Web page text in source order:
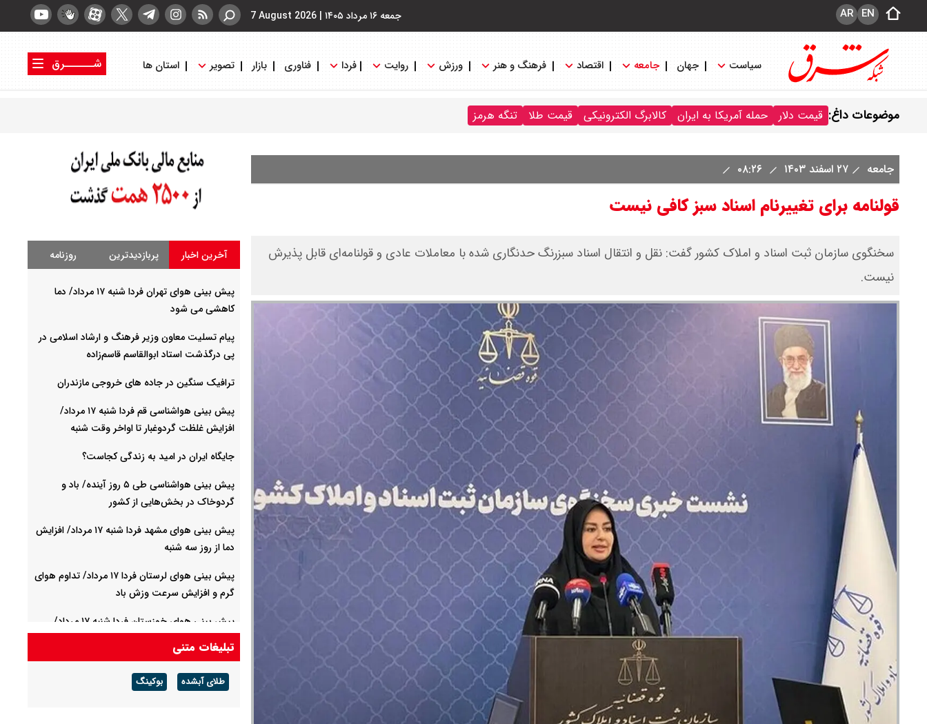
جمعه ۱۶ مرداد ۱۴۰۵ |
7 August 2026 EN
AR
سیاست جهان جامعه اقتصاد فرهنگ و هنر ورزش روایت فردا فناوری بازار تصویر استان ها
شــــــرق
موضوعات داغ: قیمت دلار حمله آمریکا به ایران کالابرگ الکترونیکی قیمت طلا تنگه هرمز
جامعه ۲۷ اسفند ۱۴۰۳
قولنامه برای تغییرنام اسناد سبز کافی نیست
سخنگوی سازمان ثبت اسناد و املاک کشور گفت:️ نقل و انتقال اسناد سبزرنگ حدنگاری شده با معاملات عادی و قولنامه‌ای قابل پذیرش
نیست.
آخرین اخبار پربازدیدترین روزنامه
پیش بینی هوای تهران فردا شنبه ۱۷ مرداد/ دما
کاهشی می شود
پیام تسلیت معاون وزیر فرهنگ و ارشاد اسلامی در
پی درگذشت استاد ابوالقاسم قاسم‌زاده
ترافیک سنگین در جاده های خروجی مازندران
پیش بینی هواشناسی قم فردا شنبه ۱۷ مرداد/
افزایش غلظت گردوغبار تا اواخر وقت شنبه
جایگاه ایران در امید به زندگی کجاست؟
پیش بینی هواشناسی طی ۵ روز آینده/ باد و
گردوخاک در بخش‌هایی از کشور
پیش بینی هوای مشهد فردا شنبه ۱۷ مرداد/ افزایش
دما از روز سه شنبه
پیش بینی هوای لرستان فردا ۱۷ مرداد/ تداوم هوای
گرم و افزایش سرعت وزش باد
پیش بینی هوای خوزستان فردا شنبه ۱۷ مرداد/
وقوع هوای شرجی و دمای ۴۸ و ۴۹ درجه
پیش بینی هوای شیراز فردا شنبه ۱۷ مرداد/ تداوم
هوای نسبتاً شرجی و ماندگاری گرما در فارس
تبلیغات متنی
طلای آبشده بوکینگ